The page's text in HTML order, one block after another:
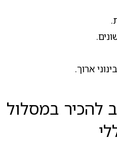
ארוך.
להכיר במסלול